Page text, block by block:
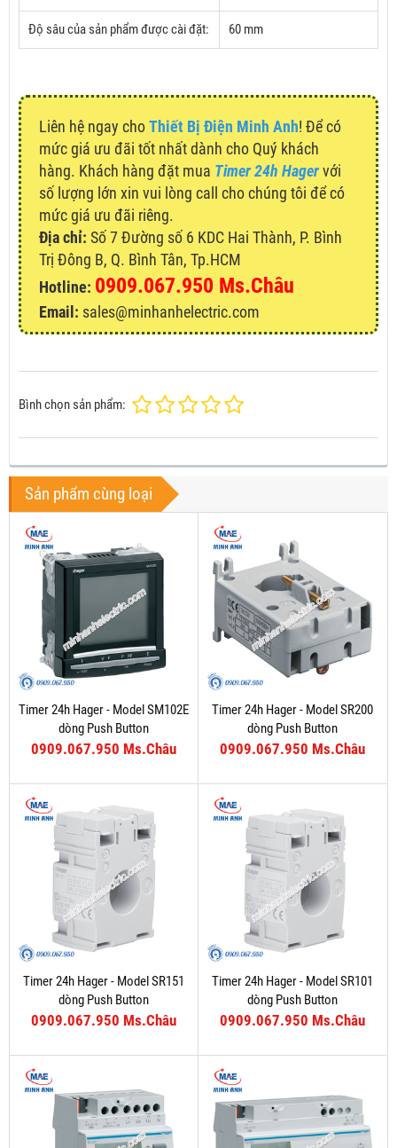
Độ sâu của sản phẩm được cài đặt: 60 mm
Liên hệ ngay choThiết Bị Điện Minh Anh! Để có
mức giá ưu đãi tốt nhất dành cho Quý khách
hàng. Khách hàng đặt mua Timer 24h Hagervới
số lượng lớn xin vui lòng call cho chúng tôi để có
mức giá ưu đãi riêng.
Địa chỉ: Số 7 Đường số 6 KDC Hai Thành, P. Bình
Trị Đông B, Q. Bình Tân, Tp.HCM
Hotline: 0909.067.950 Ms.Châu
Email: sales@minhanhelectric.com
Bình chọn sản phẩm:
Sản phẩm cùng loại
Timer 24h Hager - Model SM102E
dòng Push Button
0909.067.950 Ms.Châu
Timer 24h Hager - Model SR200
dòng Push Button
0909.067.950 Ms.Châu
Timer 24h Hager - Model SR151
dòng Push Button
0909.067.950 Ms.Châu
Timer 24h Hager - Model SR101
dòng Push Button
0909.067.950 Ms.Châu